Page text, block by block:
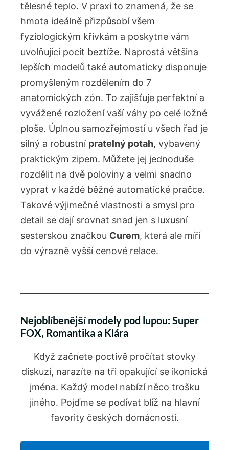
tělesné teplo. V praxi to znamená, že se
hmota ideálně přizpůsobí všem
fyziologickým křivkám a poskytne vám
uvolňující pocit beztíže. Naprostá většina
lepších modelů také automaticky disponuje
promyšleným rozdělením do 7
anatomických zón. To zajišťuje perfektní a
vyvážené rozložení vaší váhy po celé ložné
ploše. Úplnou samozřejmostí u všech řad je
silný a robustní pratelný potah, vybavený
praktickým zipem. Můžete jej jednoduše
rozdělit na dvě poloviny a velmi snadno
vyprat v každé běžné automatické pračce.
Takové výjimečné vlastnosti a smysl pro
detail se dají srovnat snad jen s luxusní
sesterskou značkou Curem, která ale míří
do výrazně vyšší cenové relace.
Nejoblíbenější modely pod lupou: Super
FOX, Romantika a Klára
Když začnete poctivě pročítat stovky
diskuzí, narazíte na tři opakující se ikonická
jména. Každý model nabízí něco trošku
jiného. Pojďme se podívat blíž na hlavní
favority českých domácností.